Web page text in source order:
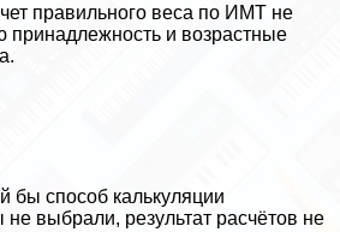
правильного веса по ИМТ не
принадлежность и возрастные
бы способ калькуляции
выбрали, результат расчётов не